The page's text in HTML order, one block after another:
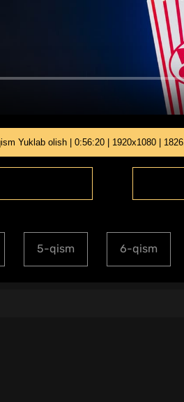
9-qism Yuklab olish |
5-qism 6-qism